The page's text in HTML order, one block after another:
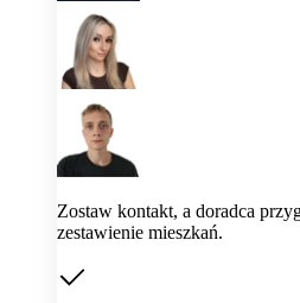
Zostaw kontakt, a doradca
zestawienie mieszkań.